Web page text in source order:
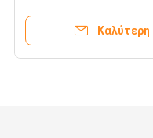
Καλύτερη